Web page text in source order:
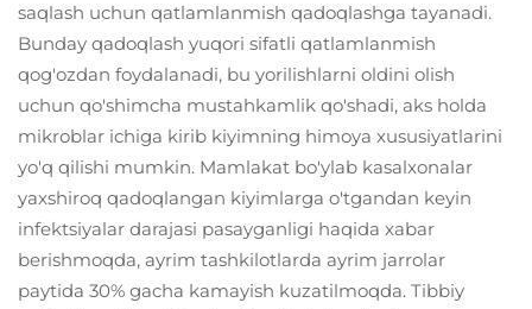
saqlash uchun qatlamlanmish qadoqlashga tayanadi.
Bunday qadoqlash yuqori sifatli qatlamlanmish
qog'ozdan foydalanadi, bu yorilishlarni oldini olish
uchun qo'shimcha mustahkamlik qo'shadi, aks holda
mikroblar ichiga kirib kiyimning himoya xususiyatlarini
yo'q qilishi mumkin. Mamlakat bo'ylab kasalxonalar
yaxshiroq qadoqlangan kiyimlarga o'tgandan keyin
infektsiyalar darajasi pasayganligi haqida xabar
berishmoqda, ayrim tashkilotlarda ayrim jarrolar
paytida 30% gacha kamayish kuzatilmoqda. Tibbiy